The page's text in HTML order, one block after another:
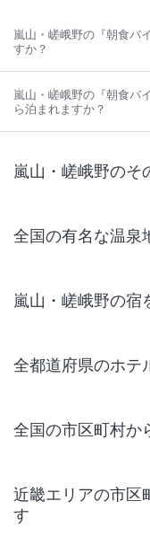
嵐山・嵯峨野の『朝食バ
すか？
嵐山・嵯峨野の『朝食バ
ら泊まれますか？
嵐山・嵯峨野のそ
全国の有名な温泉
嵐山・嵯峨野の宿
全都道府県のホテ
全国の市区町村か
近畿エリアの市区
す